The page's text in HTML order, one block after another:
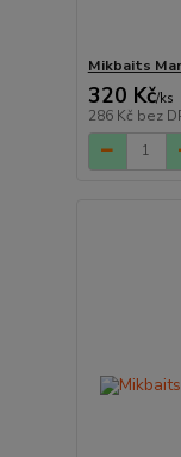
Mikbaits
320 Kč/ks
286 Kč bez